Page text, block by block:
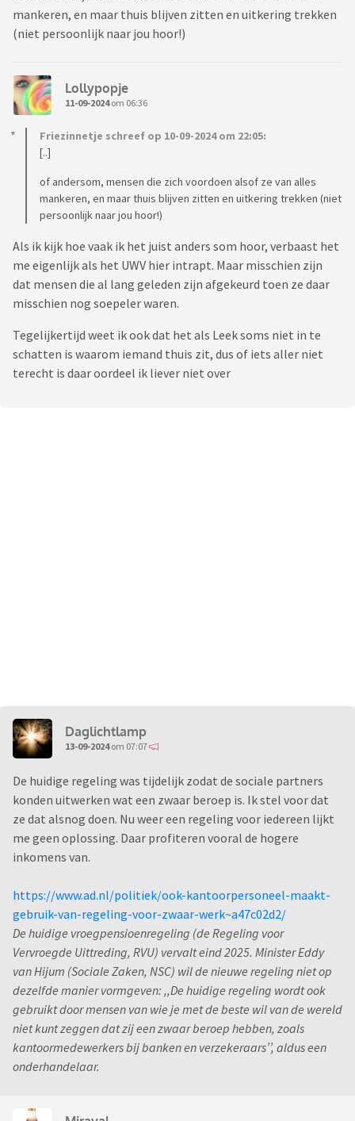
mankeren, en maar thuis blijven zitten en uitkering trekken
(niet persoonlijk naar jou hoor!)
Lollypopje
11-09-2024om 06:36
Friezinnetje schreef op 10-09-2024 om 22:05:
[..]
of andersom, mensen die zich voordoen alsof ze van alles
mankeren, en maar thuis blijven zitten en uitkering trekken (niet
persoonlijk naar jou hoor!)
Als ik kijk hoe vaak ik het juist anders som hoor, verbaast het
me eigenlijk als het UWV hier intrapt. Maar misschien zijn
dat mensen die al lang geleden zijn afgekeurd toen ze daar
misschien nog soepeler waren.
Tegelijkertijd weet ik ook dat het als Leek soms niet in te
schatten is waarom iemand thuis zit, dus of iets aller niet
terecht is daar oordeel ik liever niet over
Daglichtlamp
13-09-2024om 07:07
De huidige regeling was tijdelijk zodat de sociale partners
konden uitwerken wat een zwaar beroep is. Ik stel voor dat
ze dat alsnog doen. Nu weer een regeling voor iedereen lijkt
me geen oplossing. Daar profiteren vooral de hogere
inkomens van.
https://www.ad.nl/politiek/ook-kantoorpersoneel-maakt-
gebruik-van-regeling-voor-zwaar-werk~a47c02d2/
De huidige vroegpensioenregeling (de Regeling voor
Vervroegde Uittreding, RVU) vervalt eind 2025. Minister Eddy
van Hijum (Sociale Zaken, NSC) wil de nieuwe regeling niet op
dezelfde manier vormgeven: ,,De huidige regeling wordt ook
gebruikt door mensen van wie je met de beste wil van de wereld
niet kunt zeggen dat zij een zwaar beroep hebben, zoals
kantoormedewerkers bij banken en verzekeraars’’, aldus een
onderhandelaar.